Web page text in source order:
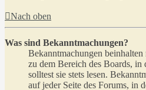
Nach oben
Was sind Bekanntmachungen?
Bekanntmachungen
zu dem Bereich des Boards,
solltest sie stets lesen.
auf jeder Seite des Forums, in